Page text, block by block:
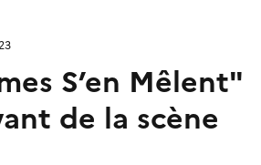
S’en Mêlent"
de la scène